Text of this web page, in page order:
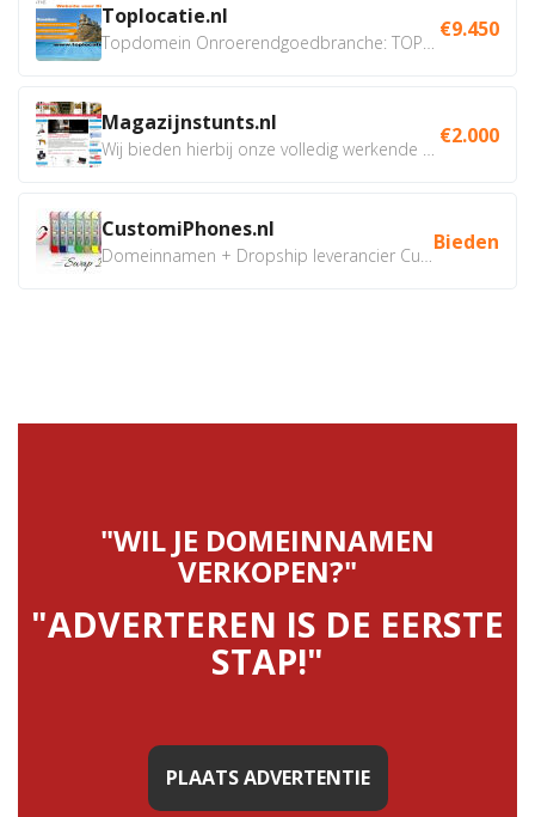
Toplocatie.nl €9.450
Magazijnstunts.nl €2.000
CustomiPhones.nl Bieden
"WIL JE DOMEINNAMEN
VERKOPEN?"
"ADVERTEREN IS DE EERSTE
STAP!"
PLAATS ADVERTENTIE